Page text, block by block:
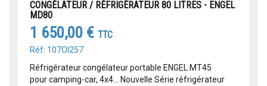
CONGÉLATEUR / RÉFRIGÉRATEUR 80 LITRES - ENGEL
MD80
1 650,00 € TTC
Réf: 107OI257
Réfrigérateur congélateur portable ENGEL MT45
pour camping-car, 4x4... Nouvelle Série réfrigérateur